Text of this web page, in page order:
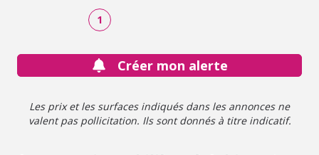
1
Créer mon alerte
Les prix et les surfaces indiqués dans les annonces ne
valent pas pollicitation. Ils sont donnés à titre indicatif.